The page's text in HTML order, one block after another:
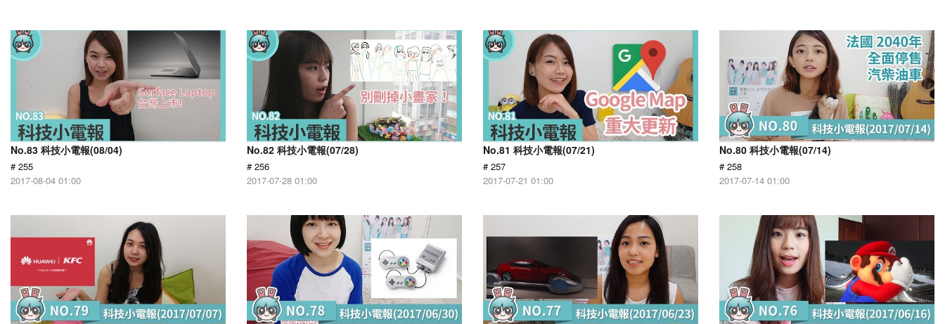
No.83 科技小電報(08/04)
# 255
2017-08-04 01:00
No.82 科技小電報(07/28)
# 256
2017-07-28 01:00
No.81 科技小電報(07/21)
# 257
2017-07-21 01:00
No.80 科技小電報(07/14)
# 258
2017-07-14 01:00